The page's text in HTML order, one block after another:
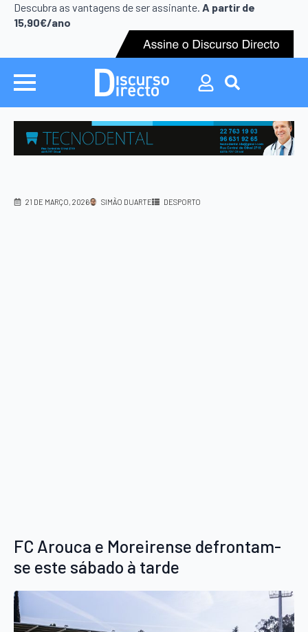
Descubra as vantagens de ser assinante. A partir de
15,90€/ano
Search
for:
21 DE MARÇO, 2026 SIMÃO DUARTE DESPORTO
FC Arouca e Moreirense defrontam-
se este sábado à tarde